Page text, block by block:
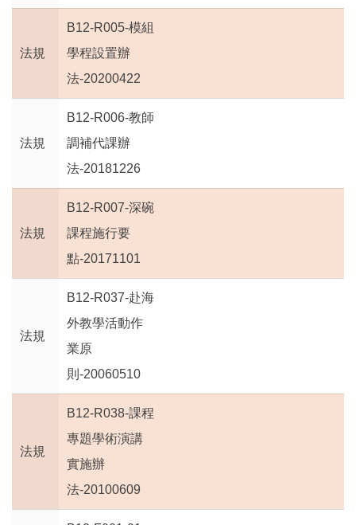
法規
B12-R005-模組
學程設置辦
法-20200422
法規
B12-R006-教師
調補代課辦
法-20181226
法規
B12-R007-深碗
課程施行要
點-20171101
法規
B12-R037-赴海
外教學活動作
業原
則-20060510
法規
B12-R038-課程
專題學術演講
實施辦
法-20100609